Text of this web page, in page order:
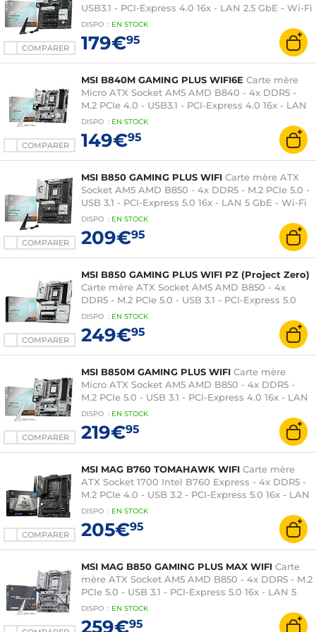
COMPARER
USB3.1 - PCI-Express 4.0 16x - LAN 2.5 GbE - Wi-Fi
7
DISPO : EN STOCK
179€95
COMPARER
MSI B840M GAMING PLUS WIFI6E Carte mère
Micro ATX Socket AM5 AMD B840 - 4x DDR5 -
M.2 PCIe 4.0 - USB3.1 - PCI-Express 4.0 16x - LAN
2.5 GbE - Wi-Fi 6E
DISPO : EN STOCK
149€95
COMPARER
MSI B850 GAMING PLUS WIFI Carte mère ATX
Socket AM5 AMD B850 - 4x DDR5 - M.2 PCIe 5.0 -
USB 3.1 - PCI-Express 5.0 16x - LAN 5 GbE - Wi-Fi
7
DISPO : EN STOCK
209€95
COMPARER
MSI B850 GAMING PLUS WIFI PZ (Project Zero)
Carte mère ATX Socket AM5 AMD B850 - 4x
DDR5 - M.2 PCIe 5.0 - USB 3.1 - PCI-Express 5.0
16x - LAN 5 GbE - Wi-Fi 7
DISPO : EN STOCK
249€95
COMPARER
MSI B850M GAMING PLUS WIFI Carte mère
Micro ATX Socket AM5 AMD B850 - 4x DDR5 -
M.2 PCIe 5.0 - USB 3.1 - PCI-Express 4.0 16x - LAN
5 GbE - Wi-Fi 7
DISPO : EN STOCK
219€95
COMPARER
MSI MAG B760 TOMAHAWK WIFI Carte mère
ATX Socket 1700 Intel B760 Express - 4x DDR5 -
M.2 PCIe 4.0 - USB 3.2 - PCI-Express 5.0 16x - LAN
2.5 GbE + Wi-Fi 6E/Bluetooth 5.3
DISPO : EN STOCK
205€95
MSI MAG B850 GAMING PLUS MAX WIFI Carte
mère ATX Socket AM5 AMD B850 - 4x DDR5 - M.2
PCIe 5.0 - USB 3.1 - PCI-Express 5.0 16x - LAN 5
GbE - Wi-Fi 7
DISPO : EN STOCK
259€95